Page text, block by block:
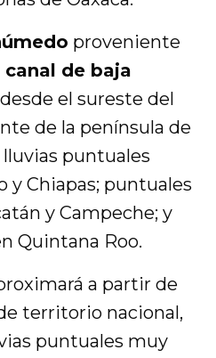
proveniente
canal de baja
el sureste del
de la península de
puntuales
y Chiapas; puntuales
y Campeche; y
Quintana Roo.
a partir de
territorio nacional,
puntuales muy